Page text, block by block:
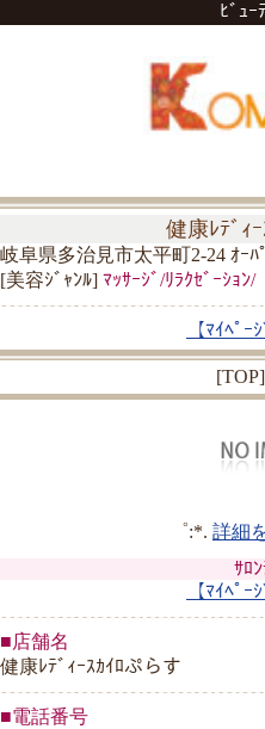
ﾋﾞｭｰ
健康ﾚﾃﾞｨ
岐阜県多治見市太平町2-24 ｵｰﾊ
[美容ｼﾞｬﾝﾙ] ﾏｯｻｰｼﾞ/ﾘﾗｸｾﾞｰｼｮﾝ/
【ﾏｲﾍﾟｰ
[TOP]
゜:*. 詳細
ｻﾛ
【ﾏｲﾍﾟｰ
■店舗名
健康ﾚﾃﾞｨｰｽｶｲﾛぷらす
■電話番号